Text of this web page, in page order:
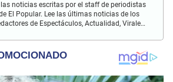
las noticias escritas por el staff de periodistas
El Popular. Lee las últimas noticias de los
de Espectáculos, Actualidad, Virales,